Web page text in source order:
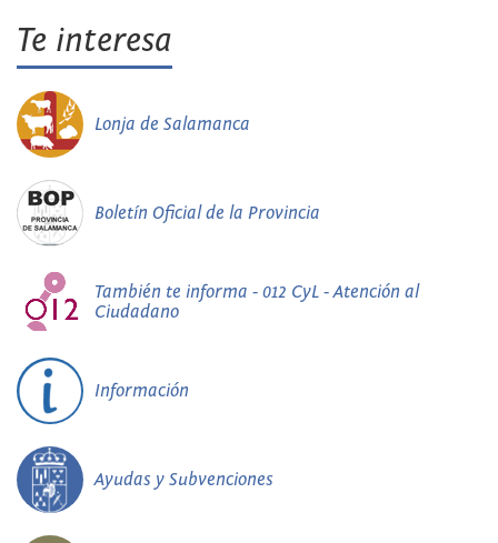
Te interesa
Lonja de Salamanca
Boletín Oficial de la Provincia
También te informa - 012 CyL - Atención al
Ciudadano
Información
Ayudas y Subvenciones